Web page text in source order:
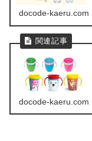
docode-kaeru.com
docode-kaeru.com